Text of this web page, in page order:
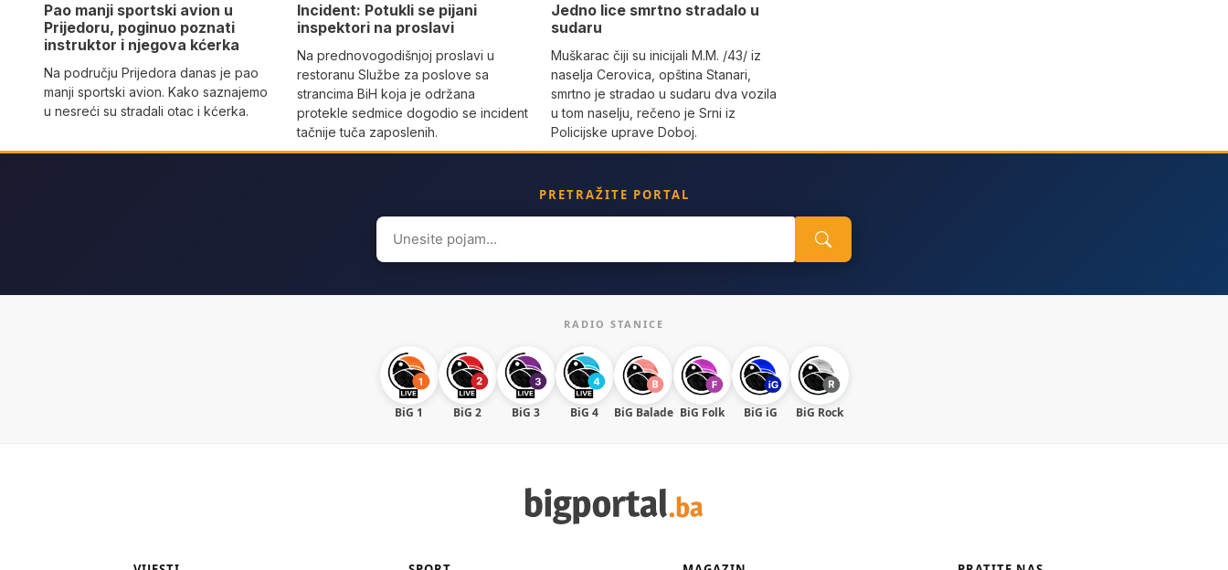
Pao manji sportski avion u
Prijedoru, poginuo poznati
instruktor i njegova kćerka
Na području Prijedora danas je pao
manji sportski avion. Kako saznajemo
u nesreći su stradali otac i kćerka.
Incident: Potukli se pijani
inspektori na proslavi
Na prednovogodišnjoj proslavi u
restoranu Službe za poslove sa
strancima BiH koja je održana
protekle sedmice dogodio se incident
tačnije tuča zaposlenih.
Јedno lice smrtno stradalo u
sudaru
Muškarac čiji su inicijali M.M. /43/ iz
naselja Cerovica, opština Stanari,
smrtno je stradao u sudaru dva vozila
u tom naselju, rečeno je Srni iz
Policijske uprave Doboj.
PRETRAŽITE PORTAL
Search
for:
RADIO STANICE
BiG 1 BiG 2 BiG 3 BiG 4 BiG Balade BiG Folk BiG iG BiG Rock